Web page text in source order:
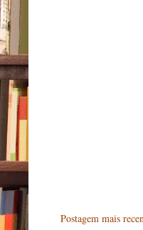
Postagem mais